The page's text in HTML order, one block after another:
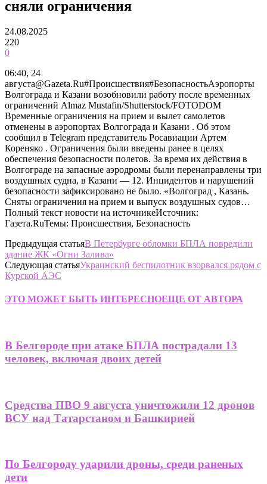
сняли ограничения
24.08.2025
220
0
06:40, 24
августа@Gazeta.Ru#Происшествия#БезопасностьАэропорты
Волгограда и Казани возобновили работу после временных
ограничений Almaz Mustafin/Shutterstock/FOTODOM
Временные ограничения на прием и вылет самолетов
отменены в аэропортах Волгограда и Казани . Об этом
сообщил в Telegram представитель Росавиации Артем
Кореняко . Ограничения были введены ранее в целях
обеспечения безопасности полетов. За время их действия в
Волгограде на запасные аэродромы были перенаправлены три
воздушных судна, в Казани — 12. Инцидентов и нарушений
безопасности зафиксировано не было. «Волгоград , Казань.
Сняты ограничения на прием и выпуск воздушных судов…
Полный текст новости на источникеИсточник:
Газета.RuТемы: Происшествия, Безопасность
Предыдущая статьяВ Петербурге обломки БПЛА повредили
здание ЖК «Огни Залива»
Следующая статьяУкраинский беспилотник взорвался рядом с
Курской АЭС
ЭТО МОЖЕТ БЫТЬ ИНТЕРЕСНОЕЩЕ ОТ АВТОРА
В Белгороде при атаке БПЛА пострадали 13
человек, включая двоих детей
Средства ПВО 9 августа уничтожили 12 дронов
ВСУ над Татарстаном и Башкирией
По Белгороду ударили дроны, среди раненых
дети